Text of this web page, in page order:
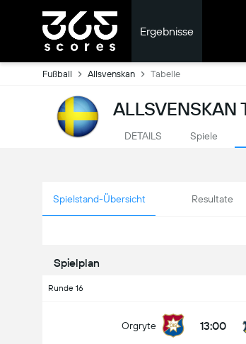
Ergebnisse
Fußball Allsvenskan Tabelle
ALLSVENSKAN
DETAILS Spiele
Spielstand-Übersicht Resultate
Spielplan
Runde 16
Orgryte 13:00